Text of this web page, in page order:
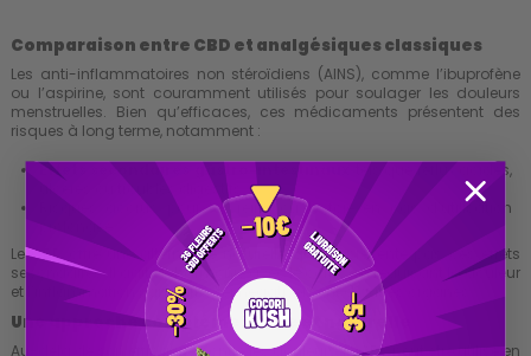
Comparaison entre CBD et analgésiques classiques
Les anti-inflammatoires non stéroïdiens (AINS), comme l’ibuprofène
ou l’aspirine, sont couramment utilisés pour soulager les douleurs
menstruelles. Bien qu’efficaces, ces médicaments présentent des
risques à long terme, notamment :
Effets secondaires gastro-intestinaux
, tels que reflux acides,
ulcères ou troubles digestifs.
Risques accrus pour les reins ou le foie en cas d’utilisation
Le CBD offre une alternative naturelle qui ne présente pas ces effets
secondaires. Il agit en harmonie avec le corps, en réduisant la douleur
et l’inflammation sans affecter négativement d’autres organes.
Une approche complémentaire et naturelle
Au-delà de son efficacité contre les douleurs, le CBD peut être utilisé en